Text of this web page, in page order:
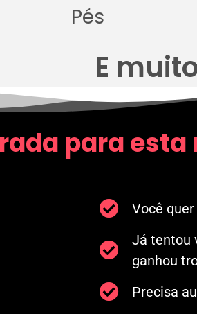
Pés
E
para
Você
Já tentou
ganhou
Precisa